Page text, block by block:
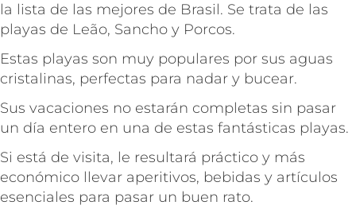
la lista de las mejores de Brasil. Se trata de las
playas de Leão, Sancho y Porcos.
Estas playas son muy populares por sus aguas
cristalinas, perfectas para nadar y bucear.
Sus vacaciones no estarán completas sin pasar
un día entero en una de estas fantásticas playas.
Si está de visita, le resultará práctico y más
económico llevar aperitivos, bebidas y artículos
esenciales para pasar un buen rato.